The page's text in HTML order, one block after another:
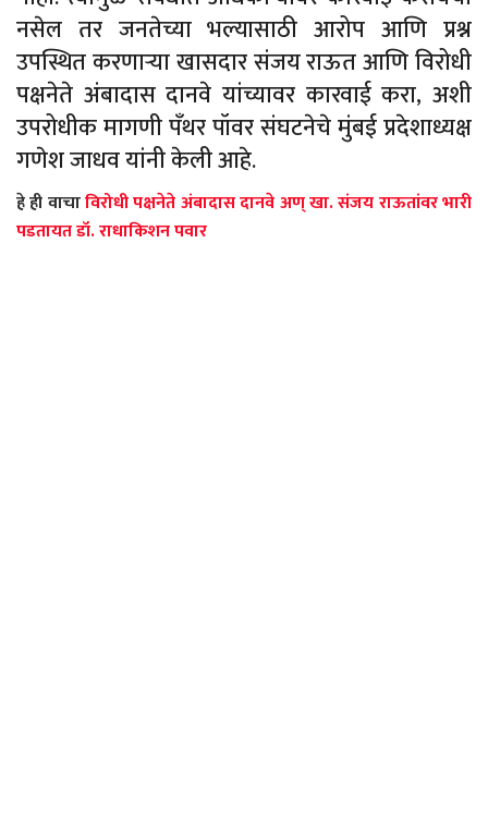
नसेल तर जनतेच्या भल्यासाठी आरोप आणि प्रश्न
उपस्थित करणाऱ्या खासदार संजय राऊत आणि विरोधी
पक्षनेते अंबादास दानवे यांच्यावर कारवाई करा, अशी
उपरोधीक मागणी पँथर पॉवर संघटनेचे मुंबई प्रदेशाध्यक्ष
गणेश जाधव यांनी केली आहे.
हे ही वाचाविरोधी पक्षनेते अंबादास दानवे अण् खा. संजय राऊतांवर भारी
पडतायत डॉ. राधाकिशन पवार